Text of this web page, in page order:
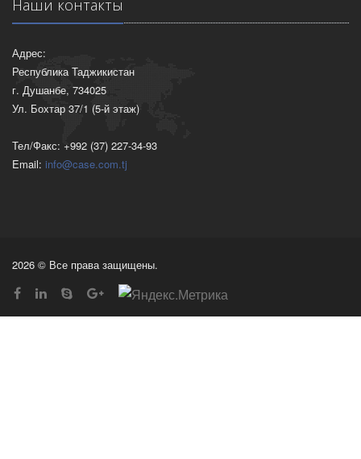
Наши контакты
Адрес:
Республика Таджикистан
г. Душанбе, 734025
Ул. Бохтар 37/1 (5-й этаж)
Тел/Факс: +992 (37) 227-34-93
Email: info@case.com.tj
2026 © Все права защищены.